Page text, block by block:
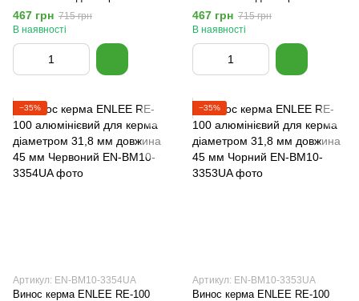
діаметром 31,8 мм довжина 45
мм Фіолетовий
467 грн 715 грн
В наявності
діаметром 31,8 мм довжина 45
мм Блакитний
467 грн 715 грн
В наявності
−35%
Артикул: EN-BM10-3354UA
Винос керма ENLEE RE-100
−35%
Артикул: EN-BM10-3353UA
Винос керма ENLEE RE-100